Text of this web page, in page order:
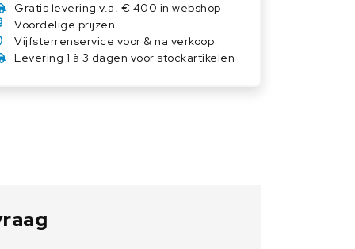
Software
Veerweegschalen
Weegcellen
Winkelweegschalen
Gratis levering v.a. € 400 in webshop
Voordelige prijzen
Vijfsterrenservice voor & na verkoop
Levering 1 à 3 dagen voor stockartikelen